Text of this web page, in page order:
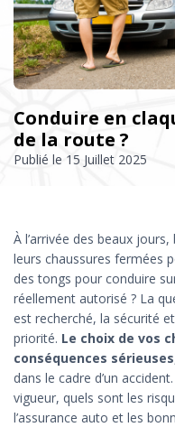
Conduire en
de la route ?
Publié le 15 Juillet 2025
À l’arrivée des beaux
leurs chaussures fermées
des tongs pour conduire
réellement autorisé ? La
est recherché, la sécurité
priorité. Le choix de vos
conséquences sérieuses
dans le cadre d’un
vigueur, quels sont les
l’assurance auto et les